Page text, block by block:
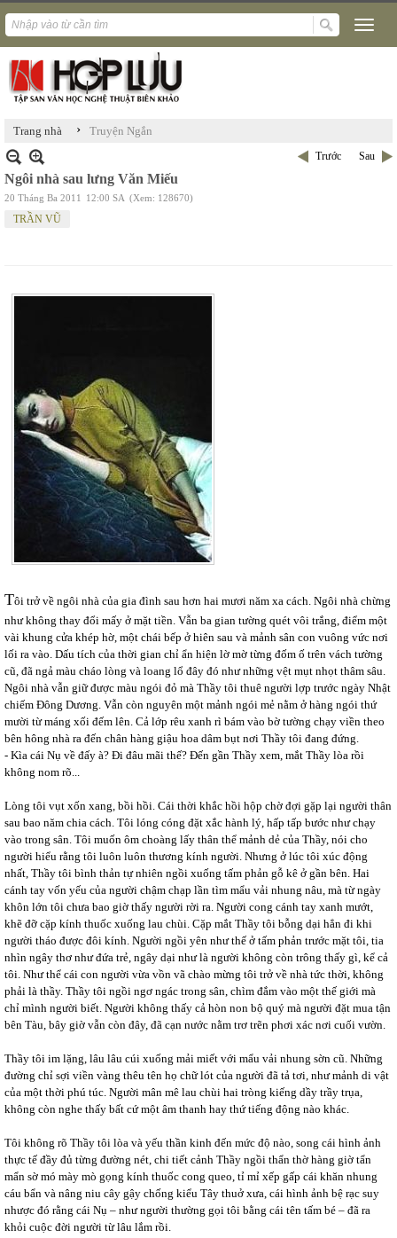
Trang nhà › Truyện Ngắn
Trước Sau
Ngôi nhà sau lưng Văn Miếu
20 Tháng Ba 2011 12:00 SA (Xem: 128670)
TRẦN VŨ
Tôi trở về ngôi nhà của gia đình sau hơn hai mươi năm xa cách. Ngôi nhà chừng
như không thay đổi mấy ở mặt tiền. Vẫn ba gian tường quét vôi trắng, điểm một
vài khung cửa khép hờ, một chái bếp ở hiên sau và mảnh sân con vuông vức nơi
lối ra vào. Dấu tích của thời gian chỉ ẩn hiện lờ mờ từng đốm ố trên vách tường
cũ, đã ngả màu cháo lòng và loang lổ đây đó như những vệt mụt nhọt thâm sâu.
Ngôi nhà vẫn giữ được màu ngói đỏ mà Thầy tôi thuê người lợp trước ngày Nhật
chiếm Đông Dương. Vẫn còn nguyên một mảnh ngói mẻ nằm ở hàng ngói thứ
mười từ máng xối đếm lên. Cả lớp rêu xanh rì bám vào bờ tường chạy viền theo
bên hông nhà ra đến chân hàng giậu hoa dâm bụt nơi Thầy tôi đang đứng.
- Kìa cái Nụ về đấy à? Đi đâu mãi thế? Đến gần Thầy xem, mắt Thầy lòa rồi
không nom rõ...
Lòng tôi vụt xốn xang, bồi hồi. Cái thời khắc hồi hộp chờ đợi gặp lại người thân
sau bao năm chia cách. Tôi lóng cóng đặt xắc hành lý, hấp tấp bước như chạy
vào trong sân. Tôi muốn ôm choàng lấy thân thể mảnh dẻ của Thầy, nói cho
người hiểu rằng tôi luôn luôn thương kính người. Nhưng ở lúc tôi xúc động
nhất, Thầy tôi bình thản tự nhiên ngồi xuống tấm phản gỗ kê ở gần bên. Hai
cánh tay vốn yếu của người chậm chạp lần tìm mẩu vải nhung nâu, mà từ ngày
khôn lớn tôi chưa bao giờ thấy người rời ra. Người cong cánh tay xanh mướt,
khẽ đỡ cặp kính thuốc xuống lau chùi. Cặp mắt Thầy tôi bỗng dại hẳn đi khi
người tháo được đôi kính. Người ngồi yên như thế ở tấm phản trước mặt tôi, tia
nhìn ngây thơ như đứa trẻ, ngây dại như là người không còn trông thấy gì, kể cả
tôi. Như thể cái con người vừa vồn vã chào mừng tôi trở về nhà tức thời, không
phải là thầy. Thầy tôi ngồi ngơ ngác trong sân, chìm đắm vào một thế giới mà
chỉ mình người biết. Người không thấy cả hòn non bộ quý mà người đặt mua tận
bên Tàu, bây giờ vẫn còn đây, đã cạn nước nằm trơ trẽn phơi xác nơi cuối vườn.
Thầy tôi im lặng, lâu lâu cúi xuống mải miết với mẩu vải nhung sờn cũ. Những
đường chỉ sợi viền vàng thêu tên họ chữ lót của người đã tả tơi, như mảnh di vật
của một thời phú túc. Người mân mê lau chùi hai tròng kiếng dầy trầy trụa,
không còn nghe thấy bất cứ một âm thanh hay thứ tiếng động nào khác.
Tôi không rõ Thầy tôi lòa và yếu thần kinh đến mức độ nào, song cái hình ảnh
thực tế đầy đủ từng đường nét, chi tiết cảnh Thầy ngồi thẩn thờ hàng giờ tẩn
mẩn sờ mó mày mò gọng kính thuốc cong queo, tỉ mỉ xếp gấp cái khăn nhung
cáu bẩn và nâng niu cây gậy chống kiểu Tây thuở xưa, cái hình ảnh bệ rạc suy
nhược đó rằng cái Nụ – như người thường gọi tôi bằng cái tên tấm bé – đã ra
khỏi cuộc đời người từ lâu lắm rồi.